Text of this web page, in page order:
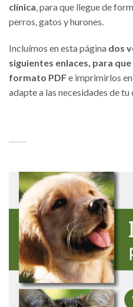
clínica , para que llegue de
perros, gatos y hurones.
Incluímos en esta página dos
siguientes enlaces, para
formato PDFe imprimirlos
adapte a las necesidades de